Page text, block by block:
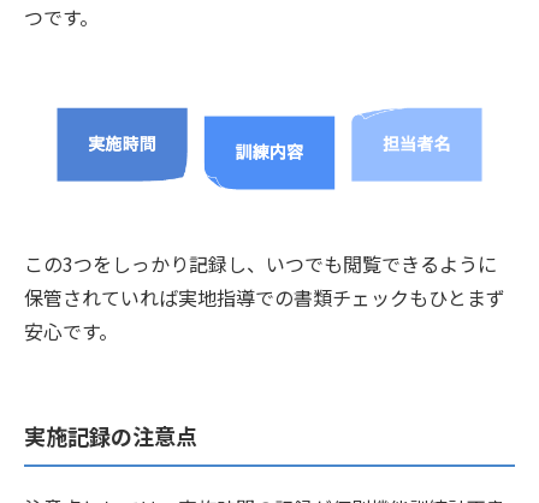
つです。
この3つをしっかり記録し、いつでも閲覧できるように
保管されていれば実地指導での書類チェックもひとまず
安心です。
実施記録の注意点